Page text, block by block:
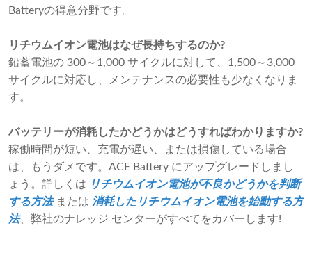
Batteryの得意分野です。
リチウムイオン電池はなぜ長持ちするのか?
鉛蓄電池の 300～1,000 サイクルに対して、1,500～3,000
サイクルに対応し、メンテナンスの必要性も少なくなりま
す。
バッテリーが消耗したかどうかはどうすればわかりますか?
稼働時間が短い、充電が遅い、または損傷している場合
は、もうダメです。ACE Battery にアップグレードしまし
ょう。詳しくは リチウムイオン電池が不良かどうかを判断
する方法または 消耗したリチウムイオン電池を始動する方
法、弊社のナレッジ センターがすべてをカバーします!